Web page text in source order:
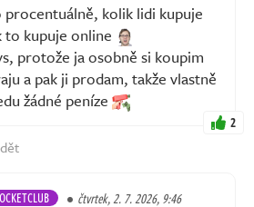
procentuálně, kolik lidi kupuje
to kupuje online
protože ja osobně si koupim
a pak ji prodam, takže vlastně
žádné peníze
2
čtvrtek, 2. 7. 2026, 9:46